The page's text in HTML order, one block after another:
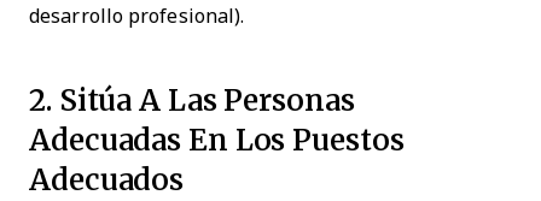
desarrollo profesional).
2. Sitúa A Las Personas
Adecuadas En Los Puestos
Adecuados